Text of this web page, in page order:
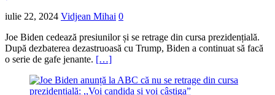
iulie 22, 2024 Vidjean Mihai 0
Joe Biden cedează presiunilor și se retrage din cursa prezidențială.
După dezbaterea dezastruoasă cu Trump, Biden a continuat să facă
o serie de gafe jenante. […]